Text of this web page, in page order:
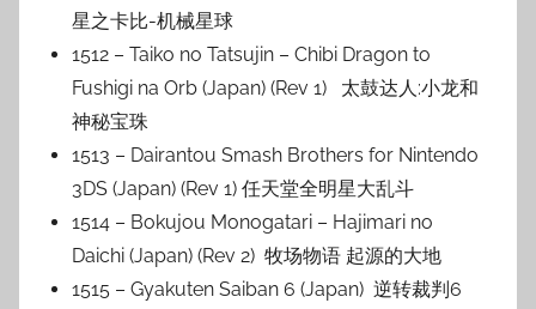
星之卡比-机械星球
1512 – Taiko no Tatsujin – Chibi Dragon to
Fushigi na Orb (Japan) (Rev 1) 太鼓达人:小龙和
神秘宝珠
1513 – Dairantou Smash Brothers for Nintendo
3DS (Japan) (Rev 1) 任天堂全明星大乱斗
1514 – Bokujou Monogatari – Hajimari no
Daichi (Japan) (Rev 2) 牧场物语 起源的大地
1515 – Gyakuten Saiban 6 (Japan) 逆转裁判6